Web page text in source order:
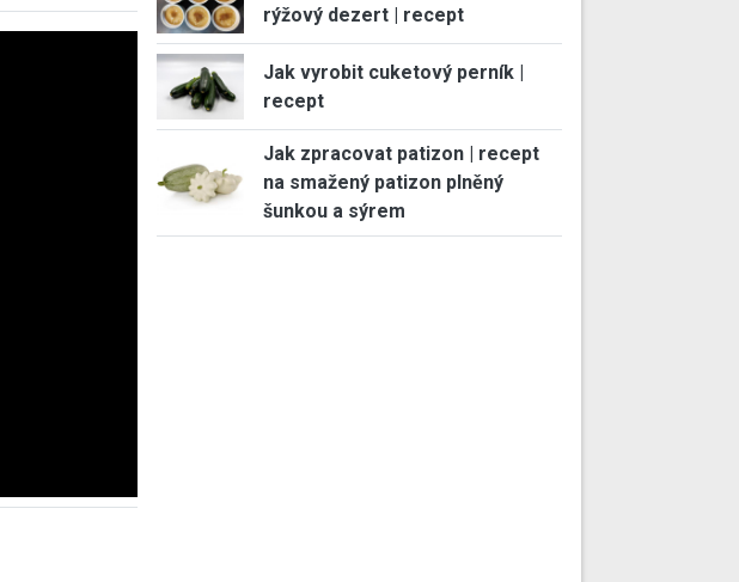
rýžový dezert | recept
Jak vyrobit cuketový perník |
recept
Jak zpracovat patizon | recept
na smažený patizon plněný
šunkou a sýrem